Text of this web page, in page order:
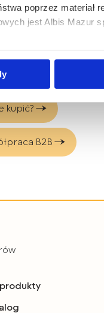
poprzez materiał
jest Albis Mazur
zasady
celach,
Państwa danych w
5907644006731
kupić?
B2B